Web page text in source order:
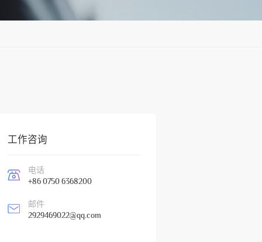
工作咨询
电话
+86 0750 6368200
邮件
2929469022@qq.com